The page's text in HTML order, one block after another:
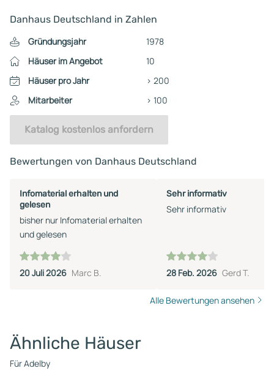
Danhaus Deutschland in Zahlen
Gründungsjahr
1978
Häuser im Angebot
10
Häuser pro Jahr
> 200
Mitarbeiter
> 100
Katalog kostenlos anfordern
Bewertungen von Danhaus Deutschland
Infomaterial erhalten und
gelesen
bisher nur Infomaterial erhalten
und gelesen
20 Juli 2026 Marc B.
Sehr informativ
Sehr informativ
28 Feb. 2026 Gerd T.
Alle Bewertungen ansehen
Ähnliche Häuser
Für Adelby